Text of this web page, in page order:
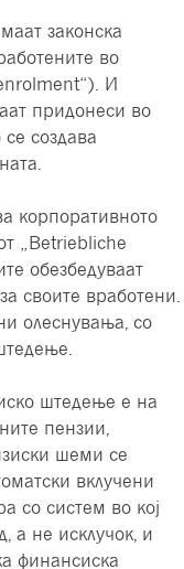
законска
во
И
придонеси во
создава
корпоративното
„Betriebliche
обезбедуваат
своите вработени.
олеснувања, со
штедење е на
пензии,
шеми се
вклучени
со систем во кој
а не исклучок, и
финансиска